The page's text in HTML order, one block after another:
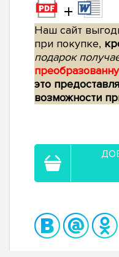
+
Наш сайт
при покупке,
подарок
это
возможности